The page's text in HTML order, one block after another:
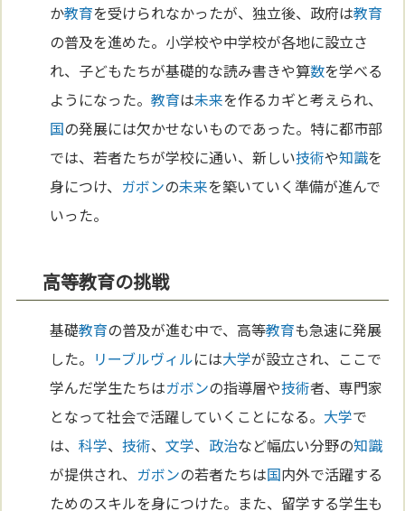
か教育を受けられなかったが、独立後、政府は教育
の普及を進めた。小学校や中学校が各地に設立さ
れ、子どもたちが基礎的な読み書きや算数を学べる
ようになった。教育は未来を作るカギと考えられ、
国の発展には欠かせないものであった。特に都市部
では、若者たちが学校に通い、新しい技術や知識を
身につけ、 ガボンの未来を築いていく準備が進んで
いった。
高等教育の挑戦
基礎教育の普及が進む中で、高等教育も急速に発展
した。 リーブルヴィルには大学が設立され、ここで
学んだ学生たちはガボンの指導層や技術者、専門家
となって社会で活躍していくことになる。 大学で
は、科学、技術、文学、 政治など幅広い分野の知識
が提供され、 ガボンの若者たちは国内外で活躍する
ためのスキルを身につけた。また、留学する学生も